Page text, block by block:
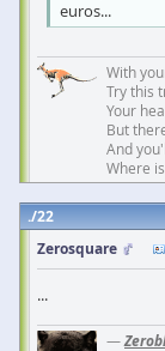
euros...
With
Try this
Your
But
And
Where
22
Zerosquare
...
—